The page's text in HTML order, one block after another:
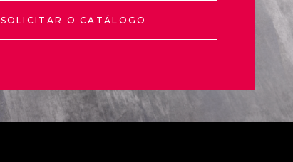
SOLICITAR O CATÁLOGO